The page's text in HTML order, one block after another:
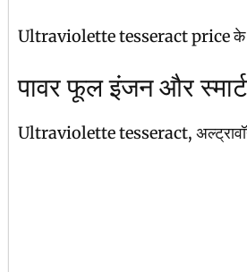
Ultraviolette tesseract price के
पावर फूल इंजन और
Ultraviolette tesseract,